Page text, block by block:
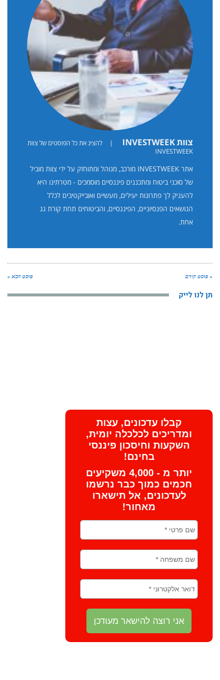
צוות INVESTWEEK |
להציג את כל הפוסטים של צוות
INVESTWEEK
אתר INVESTWEEK מורכב, מנוהל ומתוחזק על ידי צוות מוביל
של סוכני ביטוח ומתכננים פיננסיים מוסמכים - מטרתינו היא
להעניק לך פתרונות יעילים, מעשיים ואובייקטיבים לכלל
הנושאים הפנסיוניים, הפיננסיים, והביטוחים תחת קורת גג
אחת.
« פוסט קודם פוסט הבא »
תן לנו לייק